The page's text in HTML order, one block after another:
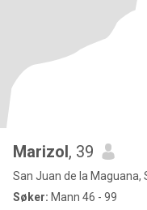
Marizol, 39
San Juan de la Maguana,
Søker: Mann 46 - 99